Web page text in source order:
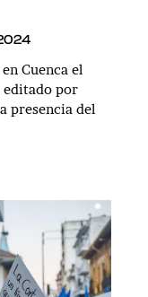
Cuenca el
editado por
presencia del